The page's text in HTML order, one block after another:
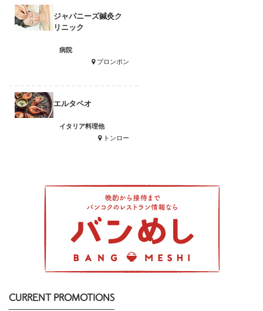
ジャパニーズ鍼灸ク
リニック
病院
プロンポン
エルタペオ
イタリア料理他
トンロー
CURRENT PROMOTIONS